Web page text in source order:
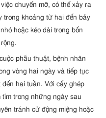
chuyển mỡ, có thể xảy ra
trong khoảng từ hai đến bảy
hoặc kéo dài trong bốn
phẫu thuật, bệnh nhân
vòng hai ngày và tiếp tục
hai tuần. Với cấy ghép
trong những ngày sau
tránh cử động miệng hoặc